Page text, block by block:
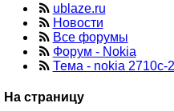
ublaze.ru
Новости
Все форумы
Форум - Nokia
Тема - nokia 2710c-2
На страницу